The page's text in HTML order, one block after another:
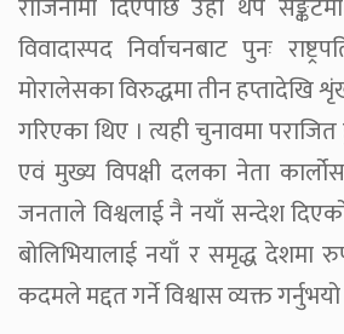
राजिनामा दिएपछि उहाँ थप
विवादास्पद निर्वाचनबाट पुनः
मोरालेसका विरुद्धमा तीन हप्तादेखि
गरिएका थिए । त्यही चुनावमा पराजित
एवं मुख्य विपक्षी दलका नेता
जनताले विश्वलाई नै नयाँ सन्देश
बोलिभियालाई नयाँ र समृद्ध देशमा
कदमले मद्दत गर्ने विश्वास व्यक्त गर्नुभयो